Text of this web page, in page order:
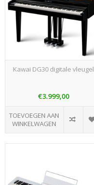
Kawai DG30 digitale vleugel
€3.999,00
TOEVOEGEN AAN
WINKELWAGEN